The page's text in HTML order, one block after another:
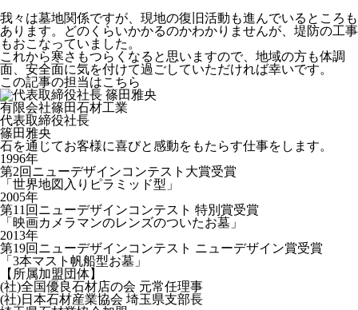
我々は墓地関係ですが、現地の復旧活動も進んでいるところも
あります。どのくらいかかるのかわかりませんが、堤防の工事
もおこなっていました。
これから寒さもつらくなると思いますので、地域の方も体調
面、安全面に気を付けて過ごしていただければ幸いです。
この記事の担当はこちら
有限会社篠田石材工業
代表取締役社長
篠田雅央
石を通じてお客様に喜びと感動をもたらす仕事をします。
1996年
第2回ニューデザインコンテスト大賞受賞
「世界地図入りピラミッド型」
2005年
第11回ニューデザインコンテスト 特別賞受賞
「映画カメラマンのレンズのついたお墓」
2013年
第19回ニューデザインコンテスト ニューデザイン賞受賞
「3本マスト帆船型お墓」
【所属加盟団体】
(社)全国優良石材店の会 元常任理事
(社)日本石材産業協会 埼玉県支部長